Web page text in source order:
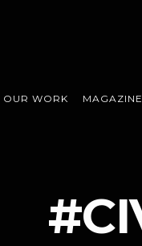
OUR WORK MAGAZINE